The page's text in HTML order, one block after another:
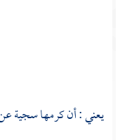
يعني : أن كرمها سجية